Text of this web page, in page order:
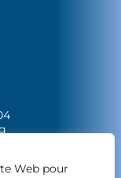
Web pour